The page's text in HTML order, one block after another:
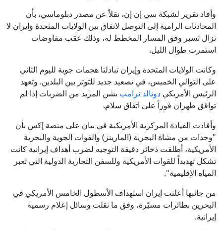
وأفاد تقرير لشبكة سي إن إن، نقلاً عن مصدر دبلوماسي، بأن
المحادثات الرامية إلى التوصل لاتفاق بين الولايات المتحدة وإيران لا
تزال تسير وفق المسار المخطط له، وذلك عقب مفاوضات
استمرت طوال الليل.
وكانت الولايات المتحدة وإيران تبادلتا هجمات جوية لليوم الثاني
على التوالي الخميس، في تصعيد جديد للتوتر بين البلدين. وتعهد
الرئيس الأمريكي دونالد ترامب بشن المزيد من الضربات إذا لم
توافق طهران فوراً على اتفاق سلام.
وأفادت القيادة المركزية الأمريكية في بيان على منصة إكس بأن
"وحدات من مشاة البحرية (المارينز) والقوات الجوية والبحرية
الأمريكية، أطلقت ذخائر دقيقة التوجيه لضرب أهداف إيرانية كانت
تشكل تهديداً للقوات الأمريكية وللسفن التجارية الدولية التي تعبر
المياه الإقليمية".
من جانبها أعلنت إيران استهداف الأسطول الخامس الأمريكي في
البحرين بطائرات مسيّرة، وفق ما نقلت وسائل إعلام رسمية
إيرانية.